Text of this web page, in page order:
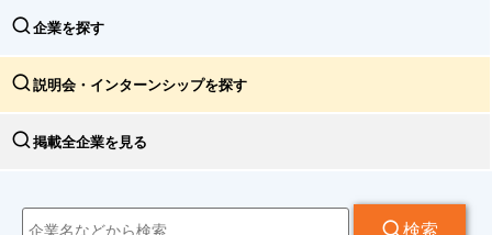
企業を探す
説明会・インターンシップを探す
掲載全企業を見る
検索